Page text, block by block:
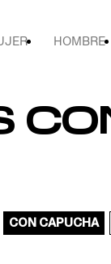
HOMBRE
CON CAPUCHA